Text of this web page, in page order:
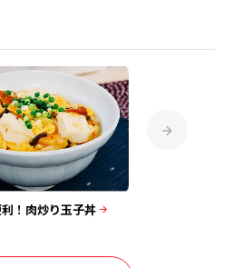
！肉炒り玉子丼